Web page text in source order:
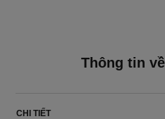
Thông tin
CHI TIẾT